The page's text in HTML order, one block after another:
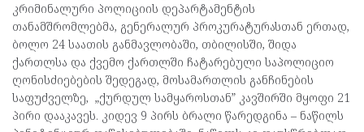
კრიმინალური პოლიციის დეპარტამენტის
თანამშრომლებმა, გენერალურ პროკურატურასთან ერთად,
ბოლო 24 საათის განმავლობაში, თბილისში, შიდა
ქართლსა და ქვემო ქართლში ჩატარებული საპოლიციო
ღონისძიებების შედეგად, მოსამართლის განჩინების
საფუძველზე, „ქურდულ სამყაროსთან” კავშირში მყოფი 21
პირი დააკავეს. კიდევ 9 პირს ბრალი წარედგინა – ნაწილს